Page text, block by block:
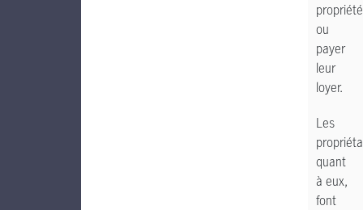
propriété
ou
payer
leur
loyer.
Les
quant
à eux,
font